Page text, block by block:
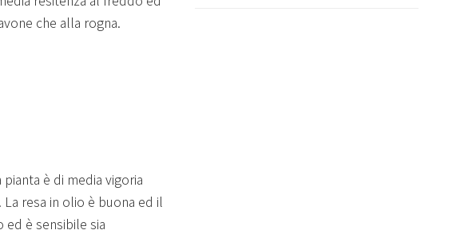
che alla rogna.
è di media vigoria
resa in olio è buona ed il
è sensibile sia